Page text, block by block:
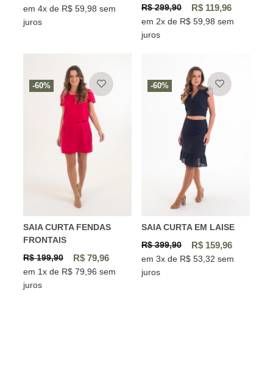
em 4x de R$ 59,98 sem
juros
R$ 299,90
R$ 119,96
em 2x de R$ 59,98 sem
juros
-60%
SAIA CURTA FENDAS
FRONTAIS
R$ 199,90
R$ 79,96
em 1x de R$ 79,96 sem
juros
-60%
SAIA CURTA EM LAISE
R$ 399,90
R$ 159,96
em 3x de R$ 53,32 sem
juros